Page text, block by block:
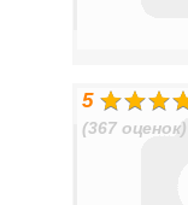
5
(367 оценок)